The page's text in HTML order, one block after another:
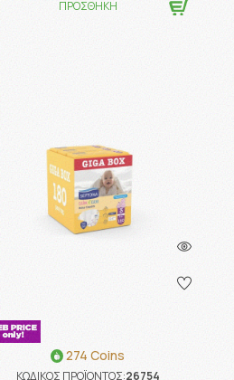
ΠΡΟΣΘΗΚΗ
274 Coins
ΚΩΔΙΚΟΣ ΠΡΟΪΟΝΤΟΣ:26754